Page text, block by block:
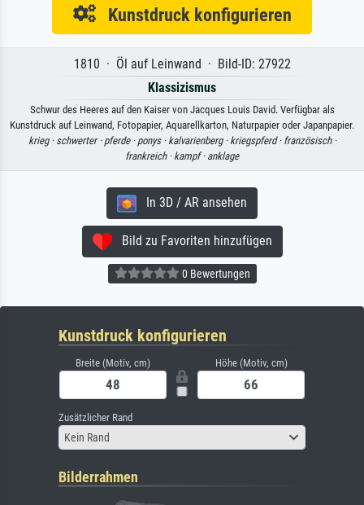
Kunstdruck konfigurieren
1810 · Öl auf Leinwand · Bild-ID: 27922
Klassizismus
Schwur des Heeres auf den Kaiser von Jacques Louis David. Verfügbar als
Kunstdruck auf Leinwand, Fotopapier, Aquarellkarton, Naturpapier oder Japanpapier.
krieg · schwerter · pferde · ponys · kalvarienberg · kriegspferd · französisch ·
frankreich · kampf · anklage
In 3D / AR ansehen
Bild zu Favoriten hinzufügen
0 Bewertungen
Kunstdruck konfigurieren
Breite (Motiv, cm) Höhe (Motiv, cm)
Zusätzlicher Rand
Kein Rand
Bilderrahmen